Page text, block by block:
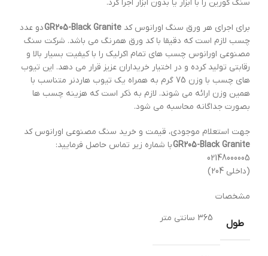
سنگ کورین را با ابزار یا بدون ابزار اجرا کرد.
برای اجرای هر ورق سنگ اورانوس کد GR205-Black Graniteدو عدد
چسب لازم است که دقیقا با کد ورق همرنگ می باشد. شرکت سنگ
مصنوعی اورانوس چسب های تمام اکرلیک را با کیفیت بسیار بالا و
رقابتی تولید کرده و در اختیار خریداران عزیز قرار می دهد. این تیوب
های چسب با وزن 75 گرم به همراه یک تیوب هاردنر متناسب با
همین وزن ارائه می شوند. لازم به ذکر است که هزینه چسب ها
بصورت جداگانه محاسبه می شود.
جهت استعلام موجودی، قیمت و خرید سنگ مصنوعی اورانوس کد
GR205-Black Graniteبا شماره زیر تماس حاصل فرمایید:
02148000005
(داخلی 204)
مشخصات
طول 365 سانتی متر